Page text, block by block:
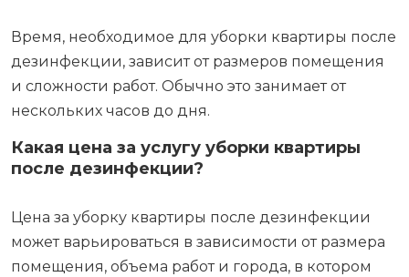
Время, необходимое для уборки квартиры после
дезинфекции, зависит от размеров помещения
и сложности работ. Обычно это занимает от
нескольких часов до дня.
Какая цена за услугу уборки квартиры
после дезинфекции?
Цена за уборку квартиры после дезинфекции
может варьироваться в зависимости от размера
помещения, объема работ и города, в котором